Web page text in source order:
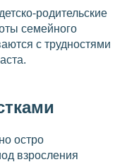
родительские
семейного
с трудностями
остро
взросления